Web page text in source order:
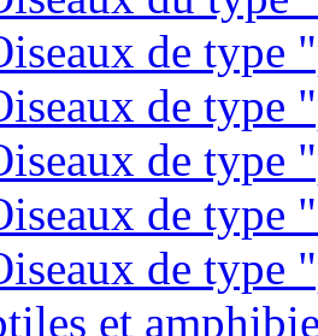
de type
de type
de type
de type
de type
et